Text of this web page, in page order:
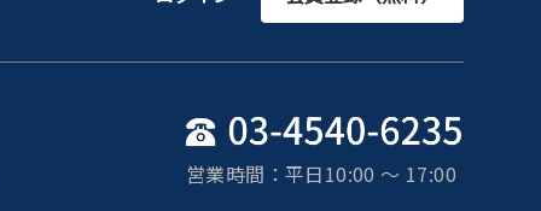
営業時間：平日10:00 〜 17:00